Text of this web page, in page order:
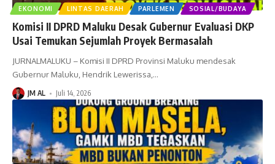
EKONOMI LINTAS DAERAH PARLEMEN SOSIAL/BUDAYA
Komisi II DPRD Maluku Desak Gubernur Evaluasi DKP
Usai Temukan Sejumlah Proyek Bermasalah
JURNALMALUKU – Komisi II DPRD Provinsi Maluku mendesak
Gubernur Maluku, Hendrik Lewerissa,…
JM AL Juli 14, 2026